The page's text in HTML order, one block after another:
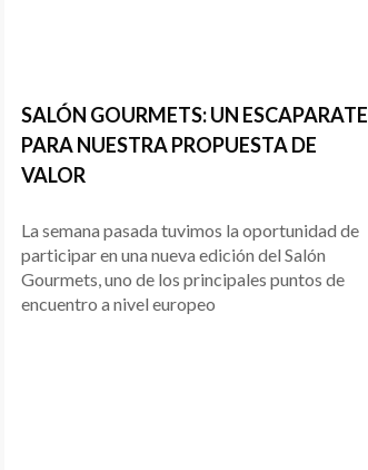
SALÓN GOURMETS: UN ESCAPARATE
PARA NUESTRA PROPUESTA DE
VALOR
La semana pasada tuvimos la oportunidad de
participar en una nueva edición del Salón
Gourmets, uno de los principales puntos de
encuentro a nivel europeo